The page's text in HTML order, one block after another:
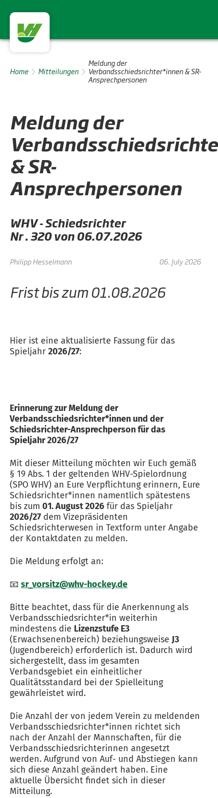
Home Mitteilungen
Meldung der
Verbandsschiedsrichter*innen & SR-
Ansprechpersonen
Meldung der
& SR-
Ansprechpersonen
WHV - Schiedsrichter
Nr . 320 von 06.07.2026
Philipp Hesselmann 06. July 2026
Frist bis zum 01.08.2026
Hier ist eine aktualisierte Fassung für das
Spieljahr 2026/27:
Erinnerung zur Meldung der
Verbandsschiedsrichter*innen und der
Schiedsrichter-Ansprechperson für das
Spieljahr 2026/27
Mit dieser Mitteilung möchten wir Euch gemäß
§ 19 Abs. 1 der geltenden WHV-Spielordnung
(SPO WHV) an Eure Verpflichtung erinnern, Eure
Schiedsrichter*innen namentlich spätestens
bis zum 01. August 2026 für das Spieljahr
2026/27 dem Vizepräsidenten
Schiedsrichterwesen in Textform unter Angabe
der Kontaktdaten zu melden.
Die Meldung erfolgt an:
📧 sr_vorsitz@whv-hockey.de
Bitte beachtet, dass für die Anerkennung als
Verbandsschiedsrichter*in weiterhin
mindestens die Lizenzstufe E3
(Erwachsenenbereich) beziehungsweise J3
(Jugendbereich) erforderlich ist. Dadurch wird
sichergestellt, dass im gesamten
Verbandsgebiet ein einheitlicher
Qualitätsstandard bei der Spielleitung
gewährleistet wird.
Die Anzahl der von jedem Verein zu meldenden
Verbandsschiedsrichter*innen richtet sich
nach der Anzahl der Mannschaften, für die
Verbandsschiedsrichterinnen angesetzt
werden. Aufgrund von Auf- und Abstiegen kann
sich diese Anzahl geändert haben. Eine
aktuelle Übersicht findet sich in dieser
Mitteilung.